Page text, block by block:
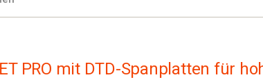
PRO mit DTD-Spanplatten für